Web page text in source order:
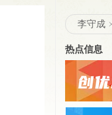
李守成
热点信息